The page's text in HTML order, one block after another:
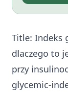
Title: Indeks
dlaczego to
przy
glycemic-